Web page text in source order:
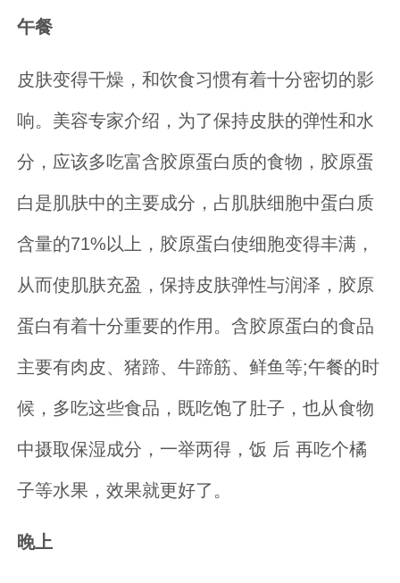
午餐
皮肤变得干燥，和饮食习惯有着十分密切的影
响。美容专家介绍，为了保持皮肤的弹性和水
分，应该多吃富含胶原蛋白质的食物，胶原蛋
白是肌肤中的主要成分，占肌肤细胞中蛋白质
含量的71%以上，胶原蛋白使细胞变得丰满，
从而使肌肤充盈，保持皮肤弹性与润泽，胶原
蛋白有着十分重要的作用。含胶原蛋白的食品
主要有肉皮、猪蹄、牛蹄筋、鲜鱼等;午餐的时
候，多吃这些食品，既吃饱了肚子，也从食物
中摄取保湿成分，一举两得，饭 后 再吃个橘
子等水果，效果就更好了。
晚上